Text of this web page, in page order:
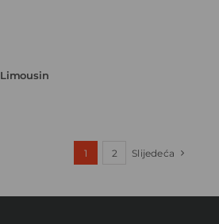
Limousin
1 2 Slijedeća